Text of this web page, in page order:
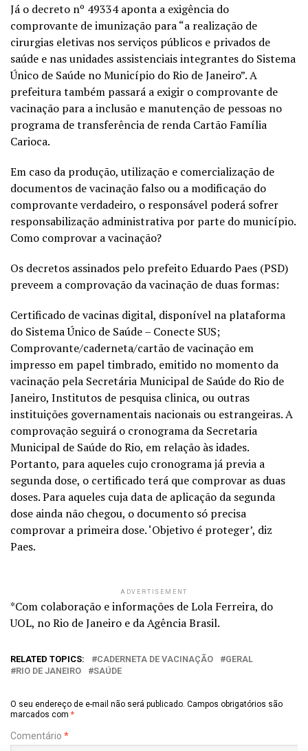
Já o decreto nº 49334 aponta a exigência do
comprovante de imunização para “a realização de
cirurgias eletivas nos serviços públicos e privados de
saúde e nas unidades assistenciais integrantes do Sistema
Único de Saúde no Município do Rio de Janeiro”. A
prefeitura também passará a exigir o comprovante de
vacinação para a inclusão e manutenção de pessoas no
programa de transferência de renda Cartão Família
Carioca.
Em caso da produção, utilização e comercialização de
documentos de vacinação falso ou a modificação do
comprovante verdadeiro, o responsável poderá sofrer
responsabilização administrativa por parte do município.
Como comprovar a vacinação?
Os decretos assinados pelo prefeito Eduardo Paes (PSD)
preveem a comprovação da vacinação de duas formas:
Certificado de vacinas digital, disponível na plataforma
do Sistema Único de Saúde – Conecte SUS;
Comprovante/caderneta/cartão de vacinação em
impresso em papel timbrado, emitido no momento da
vacinação pela Secretária Municipal de Saúde do Rio de
Janeiro, Institutos de pesquisa clinica, ou outras
instituições governamentais nacionais ou estrangeiras. A
comprovação seguirá o cronograma da Secretaria
Municipal de Saúde do Rio, em relação às idades.
Portanto, para aqueles cujo cronograma já previa a
segunda dose, o certificado terá que comprovar as duas
doses. Para aqueles cuja data de aplicação da segunda
dose ainda não chegou, o documento só precisa
comprovar a primeira dose. ‘Objetivo é proteger’, diz
Paes.
ADVERTISEMENT
*Com colaboração e informações de Lola Ferreira, do
UOL, no Rio de Janeiro e da Agência Brasil.
RELATED TOPICS: CADERNETA DE VACINAÇÃO
GERAL
RIO DE JANEIRO
SAÚDE
O seu endereço de e-mail não será publicado. Campos obrigatórios são
marcados com *
Comentário *